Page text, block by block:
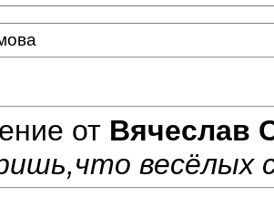
от Вячеслав
весёлых